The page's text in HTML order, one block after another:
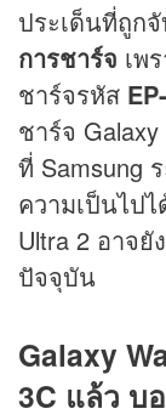
ประเด็นที่ถูก
การชาร์จ เพ
ชาร์จรหัส
ชาร์จ Galaxy
ที่ Samsung
ความเป็นไปไ
Ultra 2 อาจ
ปัจจุบัน
Galaxy
3C แล้ว บ